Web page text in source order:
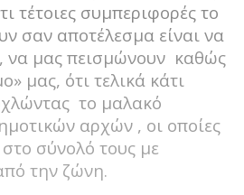
τέτοιες συμπεριφορές το
σαν αποτέλεσμα είναι να
να μας πεισμώνουν καθώς
μας, ότι τελικά κάτι
το μαλακό
αρχών , οι οποίες
σύνολό τους με
την ζώνη.